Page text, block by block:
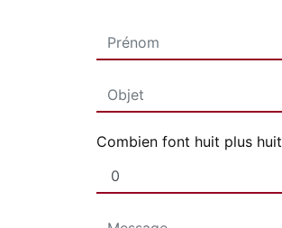
Combien font huit plus huit